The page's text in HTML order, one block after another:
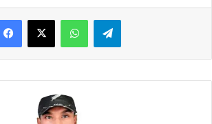
WhatsAppTelegram